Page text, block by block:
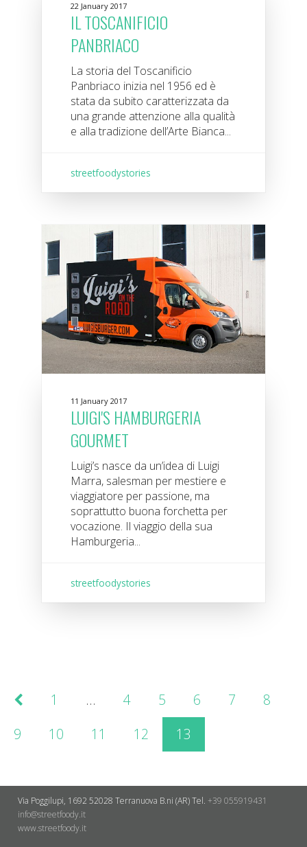
22 January 2017
IL TOSCANIFICIO
PANBRIACO
La storia del Toscanificio
Panbriaco inizia nel 1956 ed è
stata da subito caratterizzata da
una grande attenzione alla qualità
e alla tradizione dell’Arte Bianca...
streetfoodystories
11 January 2017
LUIGI'S HAMBURGERIA
GOURMET
Luigi’s nasce da un’idea di Luigi
Marra, salesman per mestiere e
viaggiatore per passione, ma
soprattutto buona forchetta per
vocazione. Il viaggio della sua
Hamburgeria...
streetfoodystories
1 … 4 5 6 7
8
9
10 11 12 13
Via Poggilupi, 1692 52028 Terranuova B.ni (AR)Tel. +39 055919431
info@streetfoody.it
www.streetfoody.it